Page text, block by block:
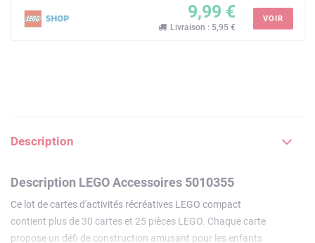
9,99 €
Livraison : 5,95 €
VOIR
Description
Description LEGO Accessoires 5010355
Ce lot de cartes d'activités récréatives LEGO compact
contient plus de 30 cartes et 25 pièces LEGO. Chaque carte
propose un défi de construction amusant pour les enfants